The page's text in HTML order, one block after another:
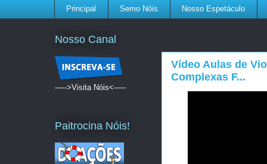
Principal Semo Nóis Nosso Espetáculo
Vídeo Aulas de
Complexas F...
Nosso Canal
----->Visita Nóis<-----
Paitrocina Nóis!